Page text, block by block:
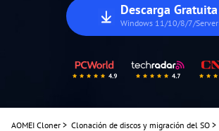
Descarga Gratuita
Windows 11/10/8/7/Server
AOMEI Cloner > Clonación de discos y migración del SO >